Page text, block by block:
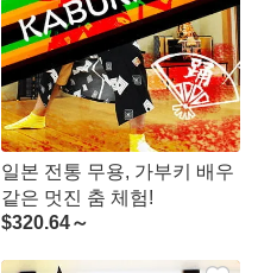
일본 전통 무용, 가부키 배우
같은 멋진 춤 체험!
$320.64～